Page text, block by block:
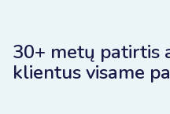
30+ metų patirtis
klientus visame